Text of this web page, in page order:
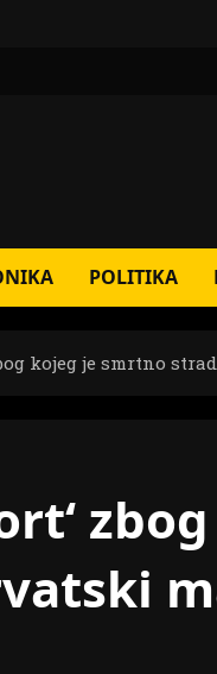
POLITIKA
kojeg je smrtno